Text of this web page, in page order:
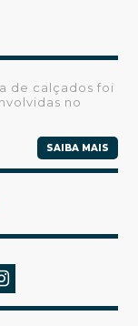
de calçados foi
no
SAIBA MAIS